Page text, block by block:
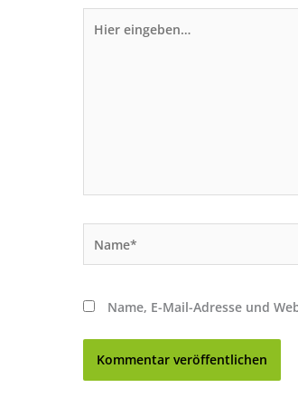
eingeben…
Name, E-Mail-Adresse und